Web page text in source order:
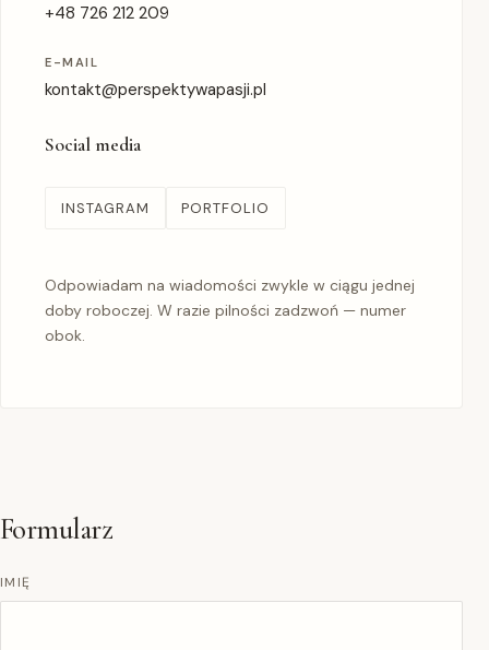
+48 726 212 209
E-MAIL
kontakt@perspektywapasji.pl
Social media
INSTAGRAM PORTFOLIO
Odpowiadam na wiadomości zwykle w ciągu jednej
doby roboczej. W razie pilności zadzwoń — numer
obok.
Formularz
IMIĘ